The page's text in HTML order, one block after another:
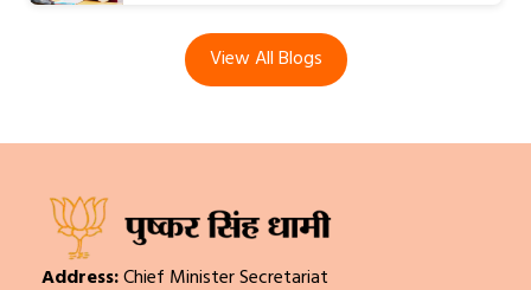
View All Blogs
Address:Chief Minister Secretariat